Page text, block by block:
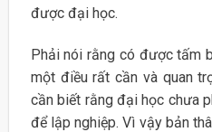
được đại học.
Phải nói rằng có được tấm
một điều rất cần và quan
cần biết rằng đại học chưa
để lập nghiệp. Vì vậy bản